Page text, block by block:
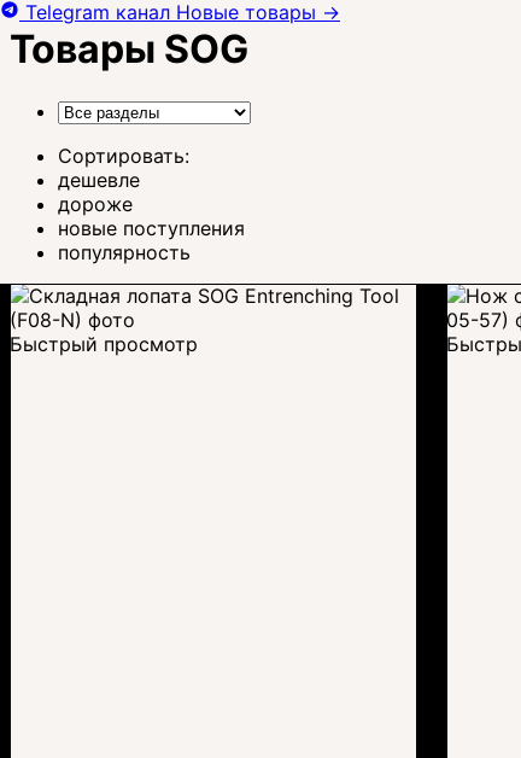
Товары SOG
Сортировать:
дешевле
дороже
новые поступления
популярность
Быстрый просмотр
Telegram канал Новые товары →